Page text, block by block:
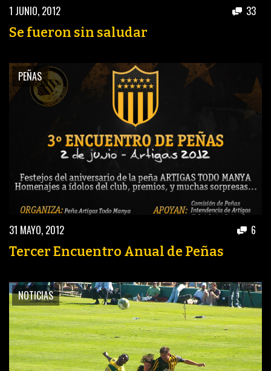
1 JUNIO, 2012 33
Se fueron sin saludar
PEÑAS
31 MAYO, 2012 6
Tercer Encuentro Anual de Peñas
NOTICIAS